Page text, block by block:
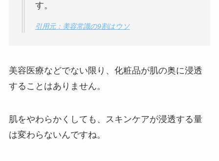
す。
引用元：美容常識の9割はウソ
美容医療などでない限り、化粧品が肌の奥に浸透
することはありません。
肌をやわらかくしても、スキンケアが浸透する量
は変わらないんですね。